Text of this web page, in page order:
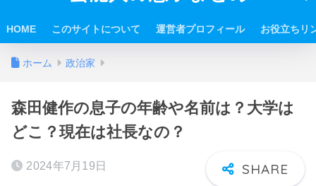
HOME このサイトについて 運営者プロフィール お役立ちリ
ホーム 政治家
森田健作の息子の年齢や名前は？大学は
どこ？現在は社長なの？
2024年7月19日